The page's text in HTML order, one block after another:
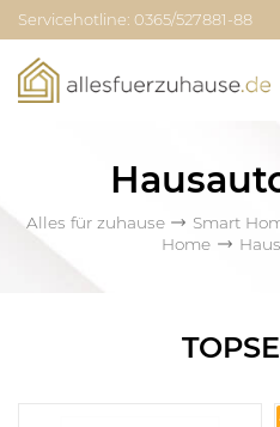
Servicehotline: 0365/527881-88
Alles für zuhause Smart
Home